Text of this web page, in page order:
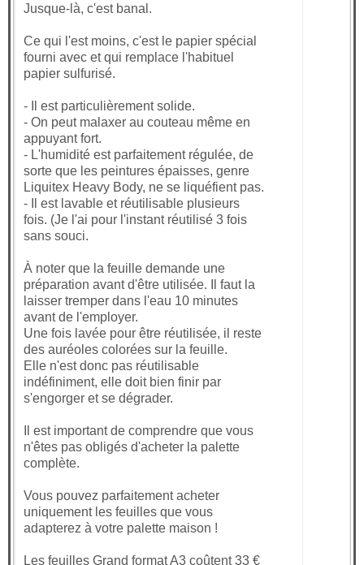
Jusque-là, c'est banal.
Ce qui l'est moins, c'est le papier spécial
fourni avec et qui remplace l'habituel
papier sulfurisé.
- Il est particulièrement solide.
- On peut malaxer au couteau même en
appuyant fort.
- L'humidité est parfaitement régulée, de
sorte que les peintures épaisses, genre
Liquitex Heavy Body, ne se liquéfient pas.
- Il est lavable et réutilisable plusieurs
fois. (Je l'ai pour l'instant réutilisé 3 fois
sans souci.
À noter que la feuille demande une
préparation avant d'être utilisée. Il faut la
laisser tremper dans l'eau 10 minutes
avant de l'employer.
Une fois lavée pour être réutilisée, il reste
des auréoles colorées sur la feuille.
Elle n'est donc pas réutilisable
indéfiniment, elle doit bien finir par
s'engorger et se dégrader.
Il est important de comprendre que vous
n'êtes pas obligés d'acheter la palette
complète.
Vous pouvez parfaitement acheter
uniquement les feuilles que vous
adapterez à votre palette maison !
Les feuilles Grand format A3 coûtent 33 €